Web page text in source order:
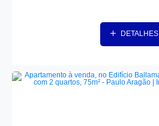
DETALHES